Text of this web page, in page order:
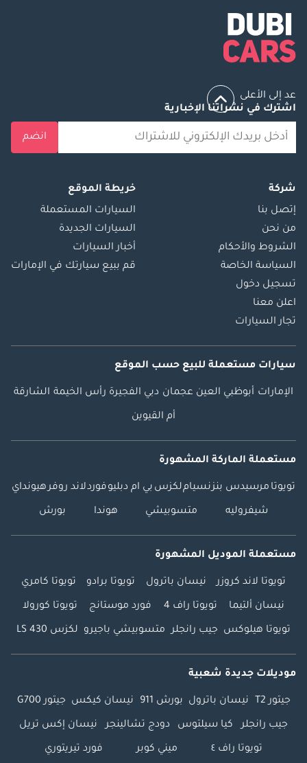
عد إلى الأعلى
اشترك في نشراتنا الإخبارية
انضم
شركة
إتصل بنا
من نحن
الشروط والأحكام
السياسة الخاصة
تسجيل دخول
اعلن معنا
تجار السيارات
خريطة الموقع
السيارات المستعملة
السيارات الجديدة
أخبار السيارات
قم ببيع سيارتك في الإمارات
سيارات مستعملة للبيع حسب الموقع
الإمارات أبوظبي العين عجمان دبي الفجيرة رأس الخيمة الشارقة
أم القيوين
مستعملة الماركة المشهورة
تويوتا مرسيدس بنزنسياملكزس بي ام دبليوفوردلاند روفرهيونداي
شيفروليه متسوبيشي هوندا بورش
مستعملة الموديل المشهورة
تويوتا لاند كروزر نيسان باترول تويوتا برادو تويوتا كامري
نيسان ألتيما تويوتا راف 4 فورد موستانج تويوتا كورولا
تويوتا هيلوكس جيب رانجلر متسوبيشي باجيرو لكزس LS 430
موديلات جديدة شعبية
جيتور T2 نيسان باترول بورش 911 نيسان كيكس جيتور G700
جيب رانجلر كيا سيلتوس دودج تشالينجر نيسان إكس تريل
تويوتا راف ٤ ميني كوبر فورد تيريتوري